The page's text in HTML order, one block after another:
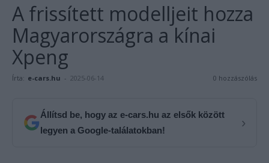
A frissített modelljeit hozza
Magyarországra a kínai
Xpeng
Írta: e-cars.hu - 2025-06-14 0 hozzászólás
Állítsd be, hogy az e-cars.hu az elsők között
legyen a Google-találatokban!
›